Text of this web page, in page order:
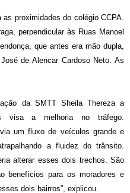
as proximidades do colégio CCPA.
perpendicular às Ruas Manoel
que antes era mão dupla,
de Alencar Cardoso Neto. As
da SMTT Sheila Thereza a
visa a melhoria no tráfego.
um fluxo de veículos grande e
a fluidez do trânsito.
alterar esses dois trechos. São
benefícios para os moradores e
dois bairros”, explicou.